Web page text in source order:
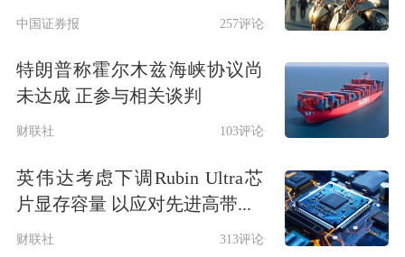
元/年，最高补偿100万元。”小鹏汽车
北京朝阳一家门店的销售顾问告诉记
者，“从开启智驾到智驾退出5秒以内，
如果智驾出现事故，‘智驾险’可以赔
付。”记者走访多家小鹏汽车门店询问
智能辅助驾驶功能时，一些销售人员也
会主动向记者提及这一服务。
中国证券报 257评论
特朗普称霍尔木兹海峡协议尚
未达成 正参与相关谈判
财联社 103评论
英伟达考虑下调Rubin Ultra芯
片显存容量 以应对先进高带...
财联社 313评论